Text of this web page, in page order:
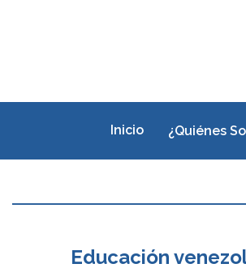
Inicio ¿Quiénes
Educación